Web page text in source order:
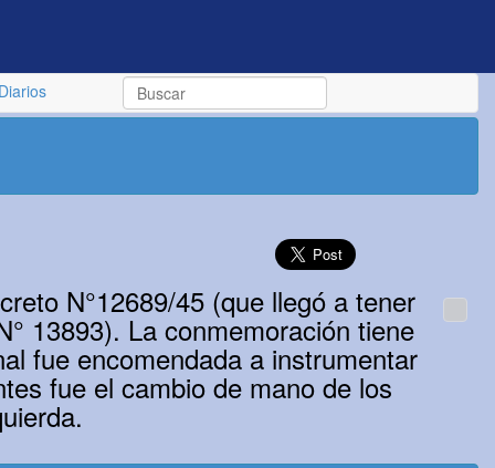
Diarios
N°12689/45 (que llegó a tener
13893). La conmemoración tiene
fue encomendada a instrumentar
fue el cambio de mano de los